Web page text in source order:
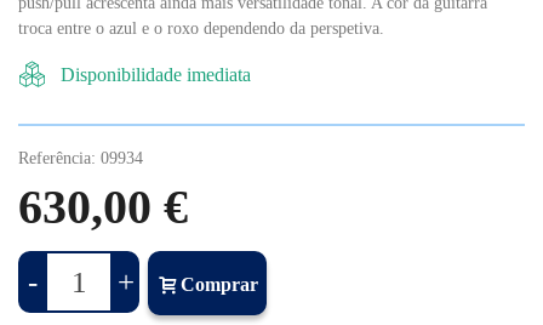
troca entre o azul e o roxo dependendo da perspetiva.
Disponibilidade imediata
Referência: 09934
630,00 €
- + Comprar